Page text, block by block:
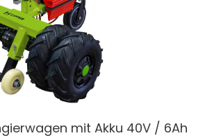
mit Akku 40V / 6Ah